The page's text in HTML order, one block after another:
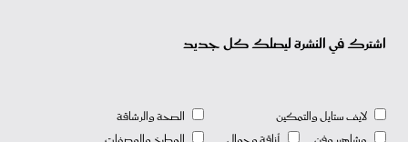
اشترك في النشرة ليصلك كل جديد
لايف ستايل والتمكين
الصحة والرشاقة